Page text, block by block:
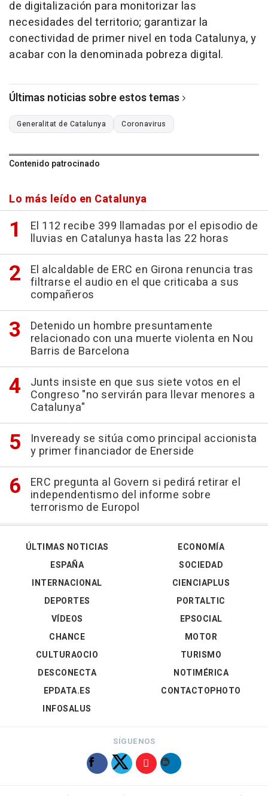
de digitalización para monitorizar las
necesidades del territorio; garantizar la
conectividad de primer nivel en toda Catalunya, y
acabar con la denominada pobreza digital.
Últimas noticias sobre estos temas
Generalitat de Catalunya Coronavirus
Contenido patrocinado
Lo más leído en Catalunya
El 112 recibe 399 llamadas por el episodio de
lluvias en Catalunya hasta las 22 horas
El alcaldable de ERC en Girona renuncia tras
filtrarse el audio en el que criticaba a sus
compañeros
Detenido un hombre presuntamente
relacionado con una muerte violenta en Nou
Barris de Barcelona
Junts insiste en que sus siete votos en el
Congreso "no servirán para llevar menores a
Catalunya"
Inveready se sitúa como principal accionista
y primer financiador de Enerside
ERC pregunta al Govern si pedirá retirar el
independentismo del informe sobre
terrorismo de Europol
ÚLTIMAS NOTICIAS
ESPAÑA
INTERNACIONAL
DEPORTES
VÍDEOS
ECONOMÍA
SOCIEDAD
CIENCIAPLUS
PORTALTIC
EPSOCIAL
CHANCE
CULTURAOCIO
DESCONECTA
EPDATA.ES
INFOSALUS
MOTOR
TURISMO
NOTIMÉRICA
CONTACTOPHOTO
SÍGUENOS